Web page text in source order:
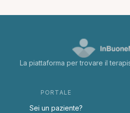
La piattaforma per trovare il
PORTALE
Sei un paziente?